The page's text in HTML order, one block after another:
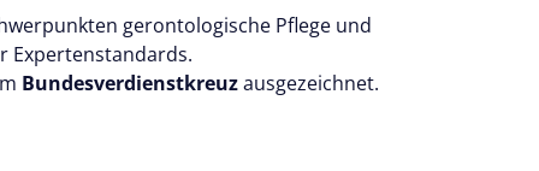
gerontologische Pflege und
Expertenstandards.
Bundesverdienstkreuzausgezeichnet.